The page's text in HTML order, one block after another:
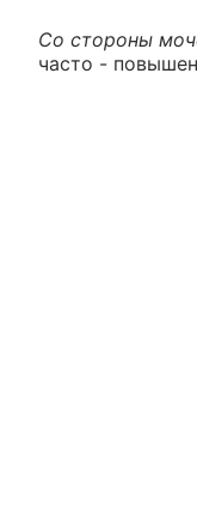
Со стороны
часто -